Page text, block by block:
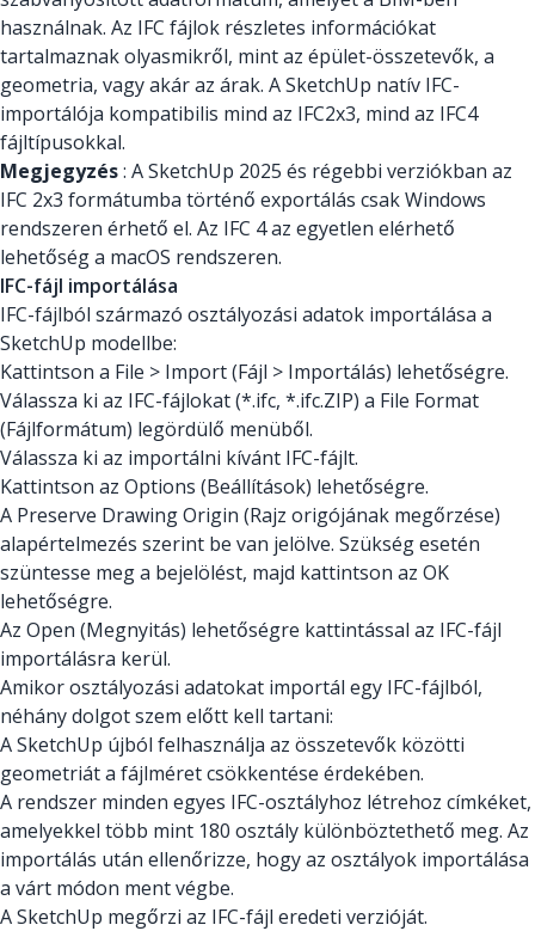
használnak. Az IFC fájlok részletes információkat
tartalmaznak olyasmikről, mint az épület-összetevők, a
geometria, vagy akár az árak. A SketchUp natív IFC-
importálója kompatibilis mind az IFC2x3, mind az IFC4
fájltípusokkal.
Megjegyzés: A SketchUp 2025 és régebbi verziókban az
IFC 2x3 formátumba történő exportálás csak Windows
rendszeren érhető el. Az IFC 4 az egyetlen elérhető
lehetőség a macOS rendszeren.
IFC-fájl importálása
IFC-fájlból származó osztályozási adatok importálása a
SketchUp modellbe:
Kattintson a File > Import (Fájl > Importálás) lehetőségre.
Válassza ki az IFC-fájlokat (*.ifc, *.ifc.ZIP) a File Format
(Fájlformátum) legördülő menüből.
Válassza ki az importálni kívánt IFC-fájlt.
Kattintson az Options (Beállítások) lehetőségre.
A Preserve Drawing Origin (Rajz origójának megőrzése)
alapértelmezés szerint be van jelölve. Szükség esetén
szüntesse meg a bejelölést, majd kattintson az OK
lehetőségre.
Az Open (Megnyitás) lehetőségre kattintással az IFC-fájl
importálásra kerül.
Amikor osztályozási adatokat importál egy IFC-fájlból,
néhány dolgot szem előtt kell tartani:
A SketchUp újból felhasználja az összetevők közötti
geometriát a fájlméret csökkentése érdekében.
A rendszer minden egyes IFC-osztályhoz létrehoz címkéket,
amelyekkel több mint 180 osztály különböztethető meg. Az
importálás után ellenőrizze, hogy az osztályok importálása
a várt módon ment végbe.
A SketchUp megőrzi az IFC-fájl eredeti verzióját.